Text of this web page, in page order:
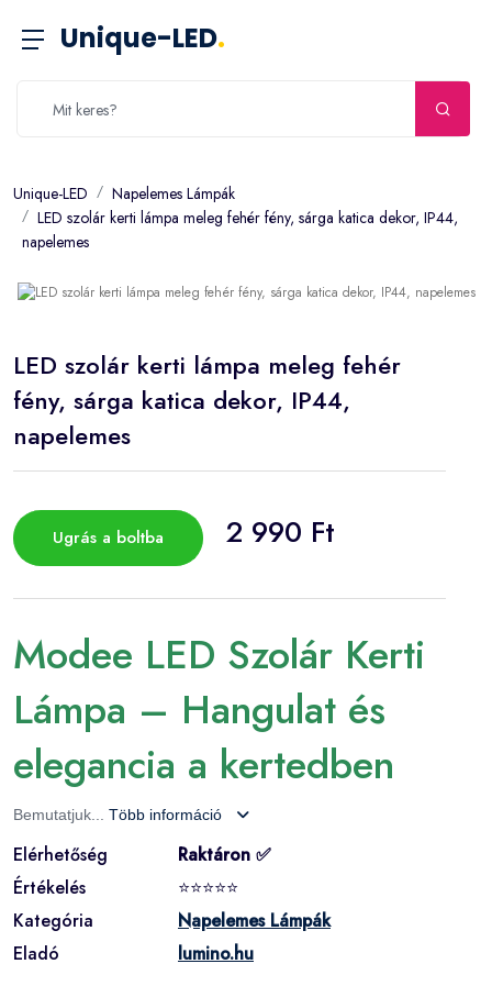
Unique-LED.
Unique-LED
Napelemes Lámpák
LED szolár kerti lámpa meleg fehér fény, sárga katica dekor, IP44,
napelemes
LED szolár kerti lámpa meleg fehér
fény, sárga katica dekor, IP44,
napelemes
Ugrás a boltba 2 990 Ft
Modee LED Szolár Kerti
Lámpa – Hangulat és
elegancia a kertedben
Bemutatjuk... Több információ
Elérhetőség
Raktáron ✅
Értékelés
⭐⭐⭐⭐⭐
Kategória
Napelemes Lámpák
Eladó
lumino.hu